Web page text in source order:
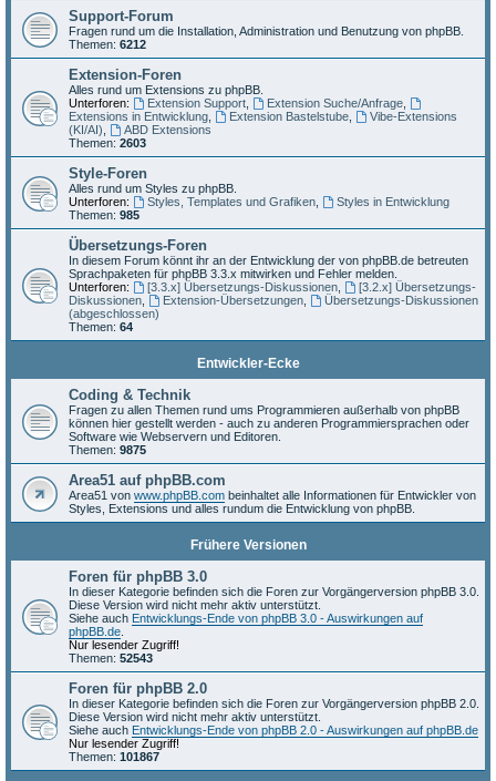
Support-Forum
Fragen rund um die Installation, Administration und Benutzung von phpBB.
Themen: 6212
Extension-Foren
Alles rund um Extensions zu phpBB.
Unterforen:
Extension Support, Extension Suche/Anfrage,
Extensions in Entwicklung
Extension Bastelstube,
Vibe-Extensions
(KI/AI)
ABD Extensions
Themen: 2603
Style-Foren
Alles rund um Styles zu phpBB.
Unterforen:
Styles, Templates und Grafiken,
Styles in Entwicklung
Themen: 985
Übersetzungs-Foren
In diesem Forum könnt ihr an der Entwicklung der von phpBB.de betreuten
Sprachpaketen für phpBB 3.3.x mitwirken und Fehler melden.
Unterforen:
[3.3.x] Übersetzungs-Diskussionen,
[3.2.x] Übersetzungs-
Diskussionen
Extension-Übersetzungen,
Übersetzungs-Diskussionen
(abgeschlossen)
Themen: 64
Entwickler-Ecke
Coding & Technik
Fragen zu allen Themen rund ums Programmieren außerhalb von phpBB
können hier gestellt werden - auch zu anderen Programmiersprachen oder
Software wie Webservern und Editoren.
Themen: 9875
Area51 auf phpBB.com
Area51 von www.phpBB.com beinhaltet alle Informationen für Entwickler von
Styles, Extensions und alles rundum die Entwicklung von phpBB.
Frühere Versionen
Foren für phpBB 3.0
In dieser Kategorie befinden sich die Foren zur Vorgängerversion phpBB 3.0.
Diese Version wird nicht mehr aktiv unterstützt.
Siehe auch Entwicklungs-Ende von phpBB 3.0 - Auswirkungen auf
phpBB.de
Nur lesender Zugriff!
Themen: 52543
Foren für phpBB 2.0
In dieser Kategorie befinden sich die Foren zur Vorgängerversion phpBB 2.0.
Diese Version wird nicht mehr aktiv unterstützt.
Siehe auch Entwicklungs-Ende von phpBB 2.0 - Auswirkungen auf phpBB.de
Nur lesender Zugriff!
Themen: 101867